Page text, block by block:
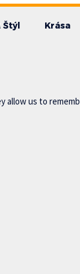
Štýl Krása
us to